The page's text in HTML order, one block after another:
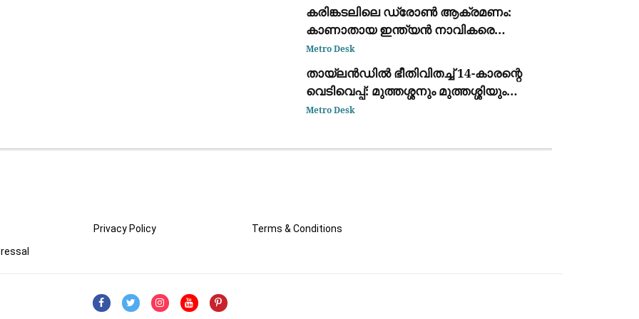
കടക്കുന്ന ദൃശ്യം പുറത്ത്: സഹോദരനും
ഭാര്യയും കസ്റ്റഡിയിൽ
കരിങ്കടലിലെ ഡ്രോൺ ആക്രമണം:
കാണാതായ ഇന്ത്യൻ നാവികരെ
കണ്ടെത്താനായില്ലെന്ന് കേന്ദ്ര സർക്കാർ
Metro Desk
തായ്‌ലൻഡിൽ ഭീതിവിതച്ച് 14-കാരന്റെ
വെടിവെപ്പ്: മുത്തശ്ശനും മുത്തശ്ശിയും
അധ്യാപകരും അടക്കം 7 പേർ
Metro Desk
Privacy Policy
Terms & Conditions